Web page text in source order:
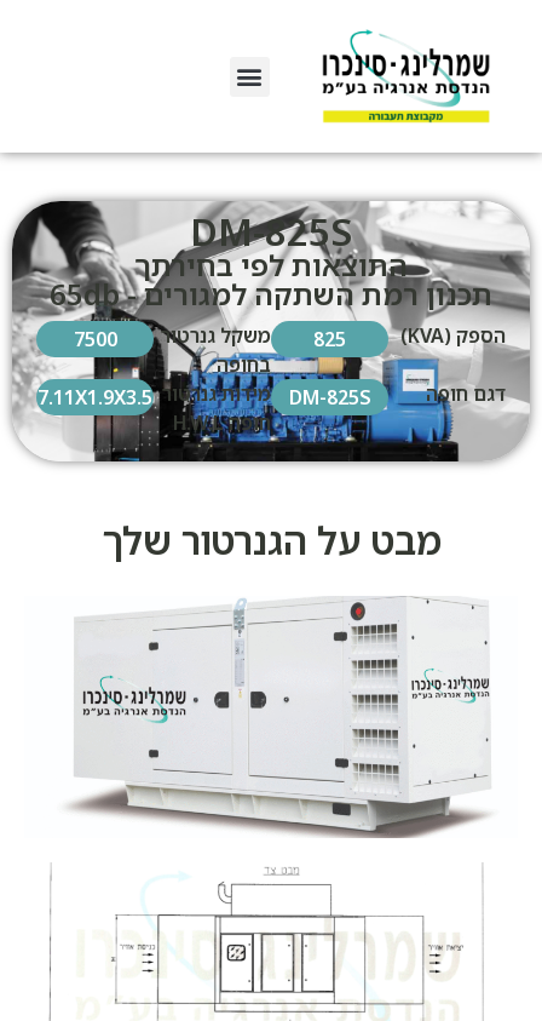
DM-825S
התוצאות לפי בחירתך
תכנון רמת השתקה למגורים - 65db
הספק (KVA) 825
משקל גנרטור
בחופה
7500
דגם חופה DM-825S
מידות גנרטור
חופה H.W.L
7.11X1.9X3.5
מבט על הגנרטור שלך